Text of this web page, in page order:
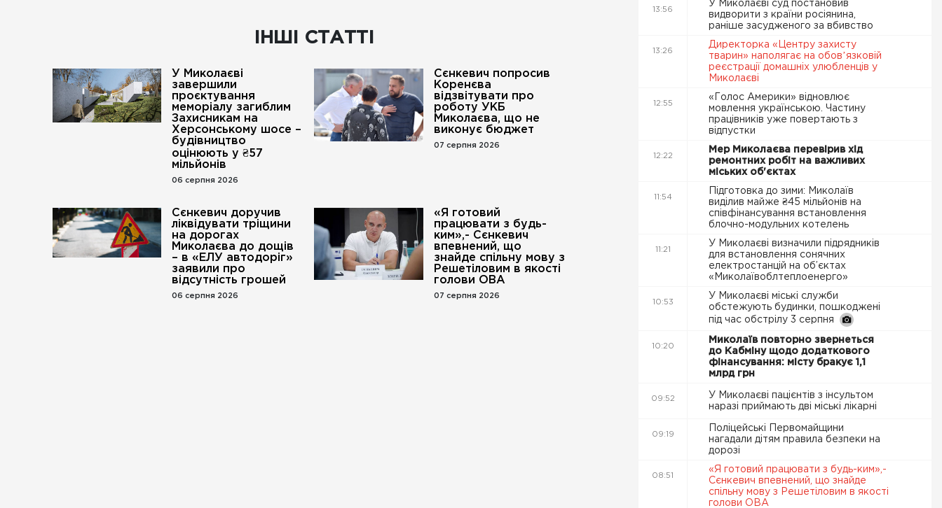
ІНШІ СТАТТІ
У Миколаєві
завершили
проєктування
меморіалу загиблим
Захисникам на
Херсонському шосе –
будівництво
оцінюють у ₴57
мільйонів
06 серпня 2026
Сєнкевич попросив
Коренєва
відзвітувати про
роботу УКБ
Миколаєва, що не
виконує бюджет
07 серпня 2026
Сєнкевич доручив
ліквідувати тріщини
на дорогах
Миколаєва до дощів
– в «ЕЛУ автодоріг»
заявили про
відсутність грошей
06 серпня 2026
«Я готовий
працювати з будь-
ким»,- Сєнкевич
впевнений, що
знайде спільну мову з
Решетіловим в якості
голови ОВА
07 серпня 2026
13:56
У Миколаєві суд постановив
видворити з країни росіянина,
раніше засудженого за вбивство
13:26
Директорка «Центру захисту
тварин» наполягає на обовʼязковій
реєстрації домашніх улюбленців у
Миколаєві
12:55
«Голос Америки» відновлює
мовлення українською. Частину
працівників уже повертають з
відпустки
12:22
Мер Миколаєва перевірив хід
ремонтних робіт на важливих
міських об'єктах
11:54
Підготовка до зими: Миколаїв
виділив майже ₴45 мільйонів на
співфінансування встановлення
блочно-модульних котелень
11:21
У Миколаєві визначили підрядників
для встановлення сонячних
електростанцій на об’єктах
«Миколаївоблтеплоенерго»
10:53
У Миколаєві міські служби
обстежують будинки, пошкоджені
під час обстрілу 3 серпня
10:20
Миколаїв повторно звернеться
до Кабміну щодо додаткового
фінансування: місту бракує 1,1
млрд грн
09:52
У Миколаєві пацієнтів з інсультом
наразі приймають дві міські лікарні
09:19
Поліцейські Первомайщини
нагадали дітям правила безпеки на
дорозі
08:51
«Я готовий працювати з будь-ким»,-
Сєнкевич впевнений, що знайде
спільну мову з Решетіловим в якості
голови ОВА